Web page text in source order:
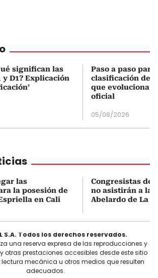
significan las
y D1? Explicación
Paso a paso
clasificación del
que evoluciona
oficial
05/08/2026
las
la posesión de
en Cali
Congresistas del
no asistirán a la
Abelardo de La
S.A. Todos los derechos reservados.
una reserva expresa de las reproducciones y
otras prestaciones accesibles desde este sitio
mecánica u otros medios que resulten
adecuados.